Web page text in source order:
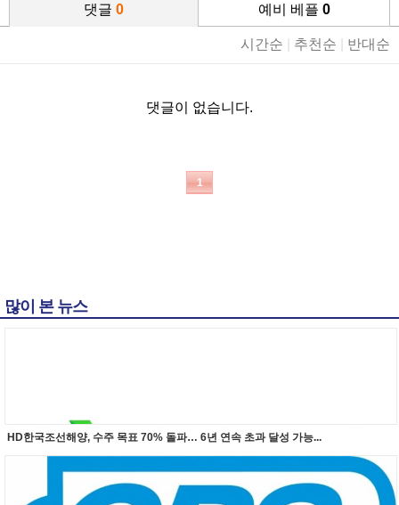
댓글 0 예비 베플 0
시간순 추천순 반대순
댓글이 없습니다.
1
많이 본 뉴스
HD한국조선해양, 수주 목표 70% 돌파… 6년 연속 초과 달성 가능...